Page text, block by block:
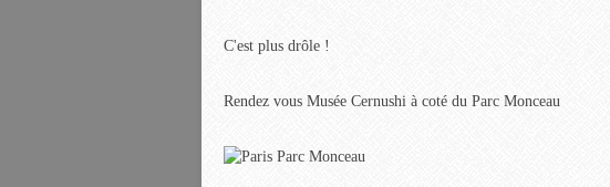
C'est plus drôle !
Rendez vous Musée Cernushi à coté du Parc Monceau